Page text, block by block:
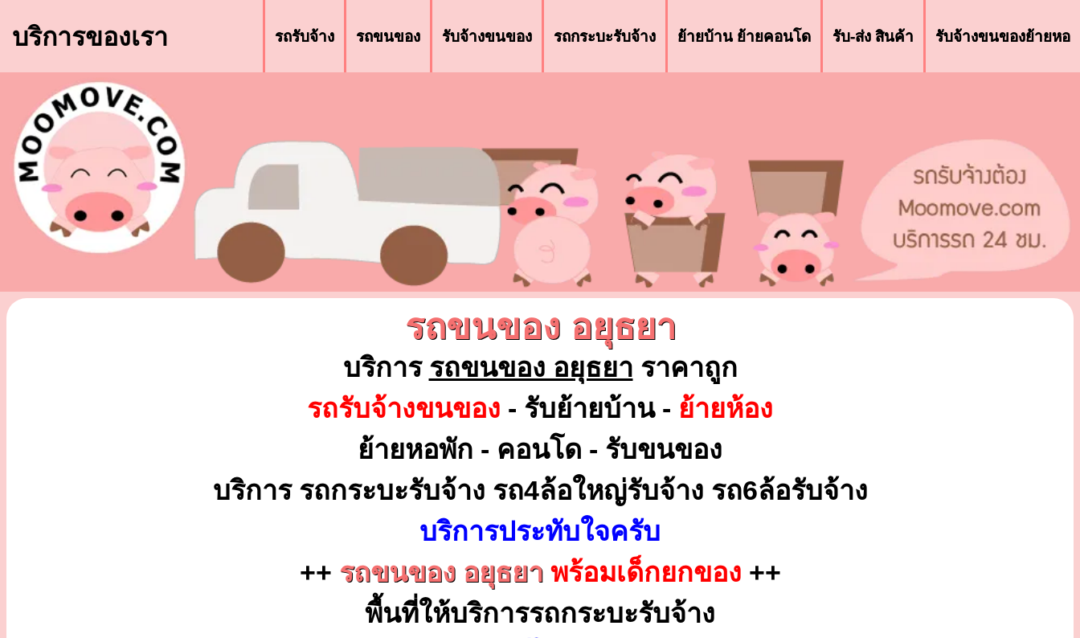
บริการของเรา รถรับจ้าง รถขนของ รับจ้างขนของ รถกระบะรับจ้าง ย้ายบ้าน ย้ายคอนโด รับ-ส่ง สินค้า รับจ้างขนของย้ายหอ
รถขนของ อยุธยา
บริการ รถขนของ อยุธยา ราคาถูก
รถรับจ้างขนของ - รับย้ายบ้าน - ย้ายห้อง
ย้ายหอพัก - คอนโด - รับขนของ
บริการ รถกระบะรับจ้าง รถ4ล้อใหญ่รับจ้าง รถ6ล้อรับจ้าง
บริการประทับใจครับ
++ รถขนของ อยุธยา พร้อมเด็กยกของ ++
พื้นที่ให้บริการรถกระบะรับจ้าง